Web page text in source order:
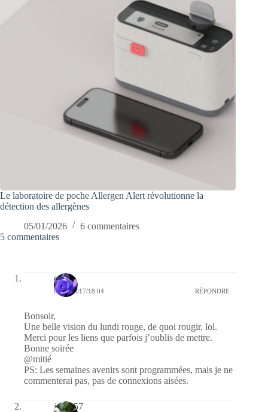
Le laboratoire de poche Allergen Alert révolutionne la
détection des allergènes
05/01/2026
6 commentaires
5 commentaires
covix
03/07/2017/18:04 RÉPONDRE
Bonsoir,
Une belle vision du lundi rouge, de quoi rougir, lol.
Merci pour les liens que parfois j’oublis de mettre.
Bonne soirée
@mitié
PS: Les semaines avenirs sont programmées, mais je ne
commenterai pas, pas de connexions aisées.
jazzy57